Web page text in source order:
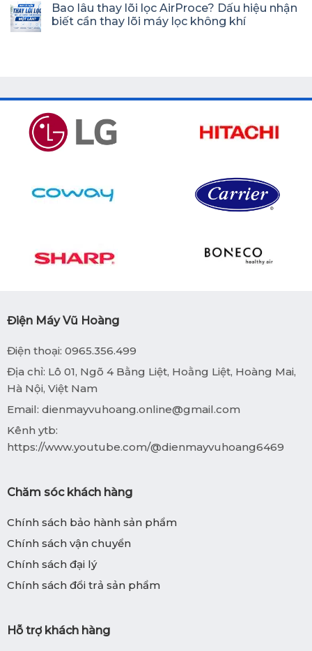
Bao lâu thay lõi lọc AirProce? Dấu hiệu nhận
biết cần thay lõi máy lọc không khí
Điện Máy Vũ Hoàng
Điện thoại: 0965.356.499
Địa chỉ: Lô 01, Ngõ 4 Bằng Liệt, Hoằng Liệt, Hoàng Mai,
Hà Nội, Việt Nam
Email: dienmayvuhoang.online@gmail.com
Kênh ytb:
https://www.youtube.com/@dienmayvuhoang6469
Chăm sóc khách hàng
Chính sách bảo hành sản phẩm
Chính sách vận chuyển
Chính sách đại lý
Chính sách đổi trả sản phẩm
Hỗ trợ khách hàng